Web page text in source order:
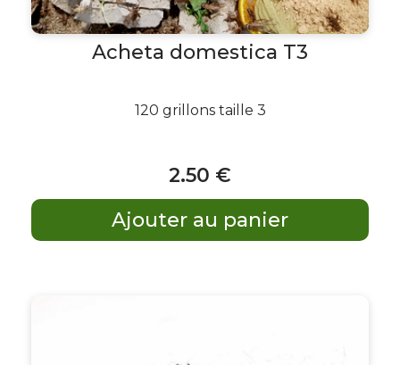
Acheta domestica T3
120 grillons taille 3
2.50 €